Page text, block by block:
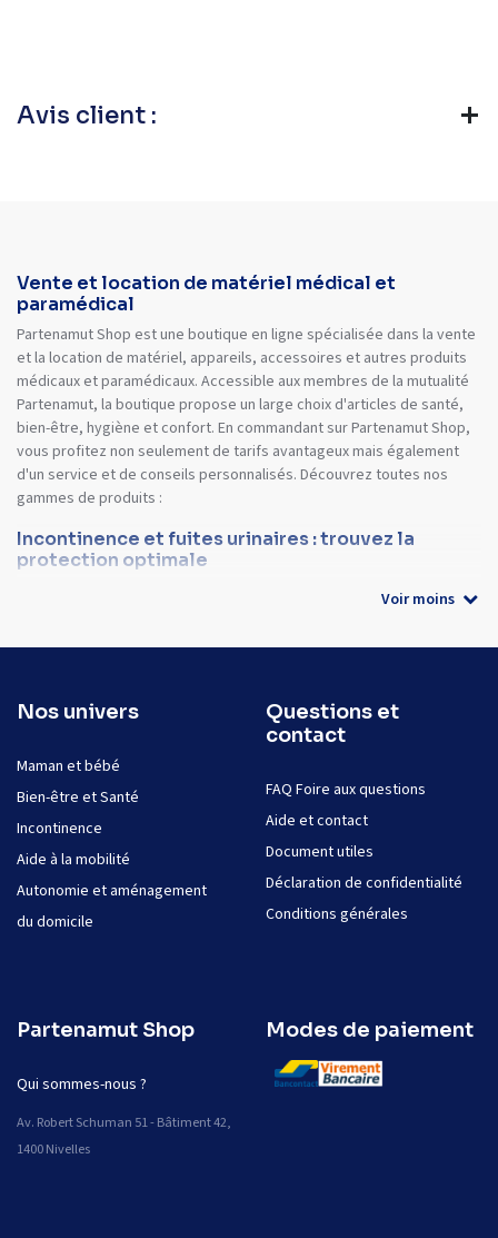
Avis client :
Vente et location de matériel médical et
paramédical
Partenamut Shop est une boutique en ligne spécialisée dans la vente
et la location de matériel, appareils, accessoires et autres produits
médicaux et paramédicaux. Accessible aux membres de la mutualité
Partenamut, la boutique propose un large choix d'articles de santé,
bien-être, hygiène et confort. En commandant sur Partenamut Shop,
vous profitez non seulement de tarifs avantageux mais également
d'un service et de conseils personnalisés. Découvrez toutes nos
gammes de produits :
Incontinence et fuites urinaires : trouvez la
protection optimale
Voir moins
Nos univers
Maman et bébé
Bien-être et Santé
Incontinence
Aide à la mobilité
Autonomie et aménagement
du domicile
Questions et
contact
FAQ Foire aux questions
Aide et contact
Document utiles
Déclaration de confidentialité
Conditions générales
Partenamut Shop
Qui sommes-nous ?
Av. Robert Schuman 51 - Bâtiment 42,
1400 Nivelles
Modes de paiement